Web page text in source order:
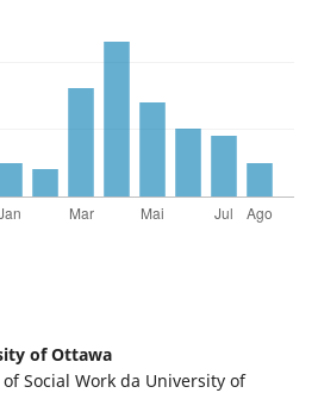
of Ottawa
Social Work da University of